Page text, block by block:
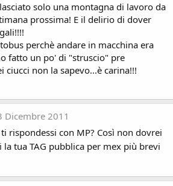
solo una montagna di lavoro da
prossima! E il delirio di dover
perchè andare in macchina era
fatto un po' di "struscio" pre
ciucci non la sapevo...è carina!!!
Dicembre 2011
rispondessi con MP? Così non dovrei
la tua TAG pubblica per mex più brevi